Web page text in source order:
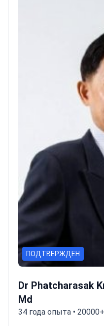
ПОДТВЕРЖДЕН
Dr Phatcharasak
Md
34 года опыта •